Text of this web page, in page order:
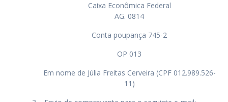
Caixa Econômica Federal
AG. 0814
Conta poupança 745-2
OP 013
Em nome de Júlia Freitas Cerveira (CPF 012.989.526-
11)